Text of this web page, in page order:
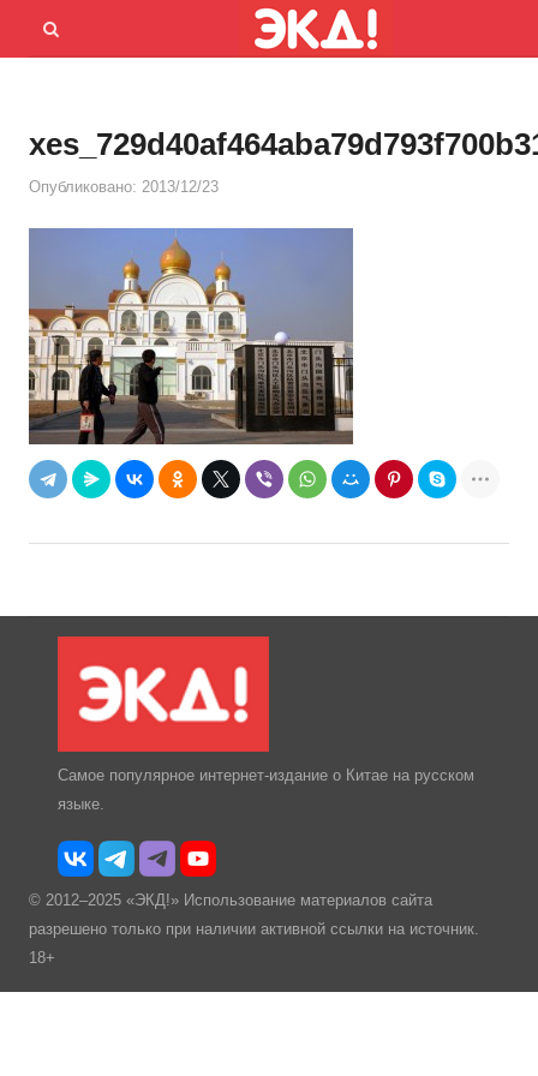
Menu
Открыть
Опубликовано: 2013/12/23
Самое популярное интернет-издание о Китае на русском
языке.
© 2012–2025 «ЭКД!» Использование материалов сайта
разрешено только при наличии активной ссылки на источник.
18+